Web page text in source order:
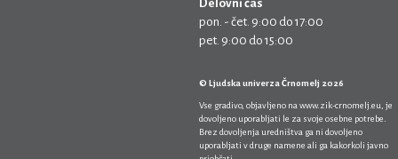
Delovni čas
pon. - čet. 9:00 do 17:00
pet. 9:00 do 15:00
© Ljudska univerza Črnomelj 2026
Vse gradivo, objavljeno na www.zik-crnomelj.eu , je
dovoljeno uporabljati le za svoje osebne potrebe.
Brez dovoljenja uredništva ga ni dovoljeno
uporabljati v druge namene ali ga kakorkoli javno